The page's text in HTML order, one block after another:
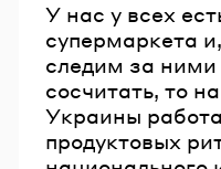
У нас у всех
супермаркета
следим за ними
сосчитать, то
Украины
продуктовых